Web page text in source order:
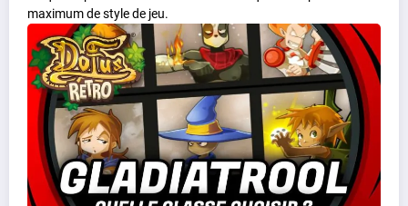
maximum de style de jeu.